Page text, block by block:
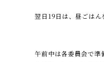
翌日19日は、昼ごはん
午前中は各委員会で準